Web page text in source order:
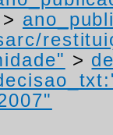
>
>